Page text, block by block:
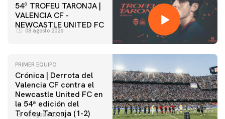
54º TROFEU TARONJA |
VALENCIA CF -
NEWCASTLE UNITED FC
08 agosto 2026
PRIMER EQUIPO
Crónica | Derrota del
Valencia CF contra el
Newcastle United FC en
la 54ª edición del
Trofeu Taronja (1-2)
08 agosto 2026